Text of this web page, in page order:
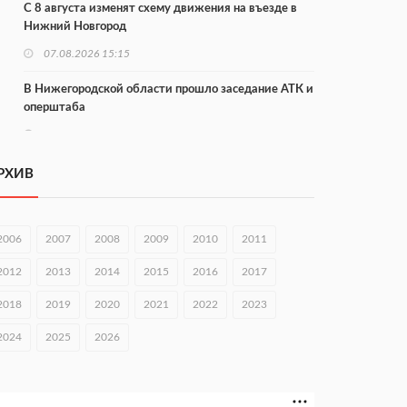
С 8 августа изменят схему движения на въезде в
Нижний Новгород
07.08.2026 15:15
В Нижегородской области прошло заседание АТК и
оперштаба
В Чкаловске спустили на воду «Метеор-120Р»
07.08.2026 14:01
В Нижегородской области выбрали лучшего
07.08.2026 13:48
строителя
2007 2008 2009 2010 2011
2013 2014 2015 2016 2017
2019 2020 2021 2022 2023
2025 2026